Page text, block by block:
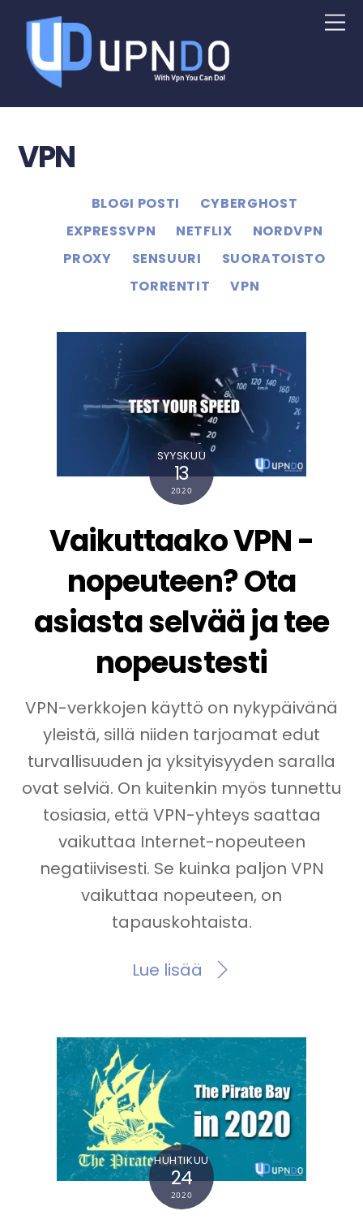
VPN
BLOGI POSTI
CYBERGHOST
EXPRESSVPN
NETFLIX
NORDVPN
PROXY
SENSUURI
SUORATOISTO
TORRENTIT
VPN
SYYSKUU
13
2020
Vaikuttaako VPN -
nopeuteen? Ota
asiasta selvää ja tee
nopeustesti
VPN-verkkojen käyttö on nykypäivänä
yleistä, sillä niiden tarjoamat edut
turvallisuuden ja yksityisyyden saralla
ovat selviä. On kuitenkin myös tunnettu
tosiasia, että VPN-yhteys saattaa
vaikuttaa Internet-nopeuteen
negatiivisesti. Se kuinka paljon VPN
vaikuttaa nopeuteen, on
tapauskohtaista.
Lue lisää
HUHTIKUU
24
2020